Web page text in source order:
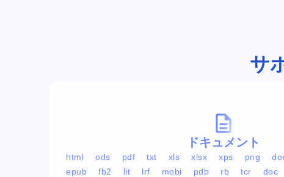
サ
ドキュメント
html ods pdf txt xls xlsx xps png
epub
fb2 lit lrf mobi pdb rb tcr doc